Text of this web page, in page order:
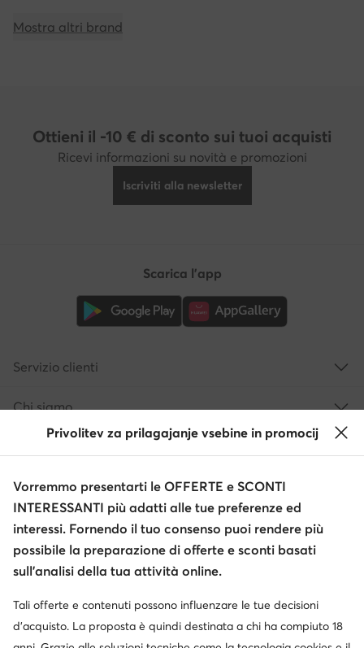
Mostra altri brand
Ottieni il -10 € di sconto sui tuoi acquisti
Ricevi informazioni su novità e promozioni
Iscriviti alla newsletter
Cambia paese: Italia (IT)
Scarica l'app
Servizio clienti
Chi siamo
Privolitev za prilagajanje vsebine in promocij
Vorremmo presentarti le OFFERTE e SCONTI
INTERESSANTI più adatti alle tue preferenze ed
interessi. Fornendo il tuo consenso puoi rendere più
possibile la preparazione di offerte e sconti basati
sull’analisi della tua attività online.
Tali offerte e contenuti possono influenzare le tue decisioni
d’acquisto. La proposta è quindi destinata a chi ha compiuto 18